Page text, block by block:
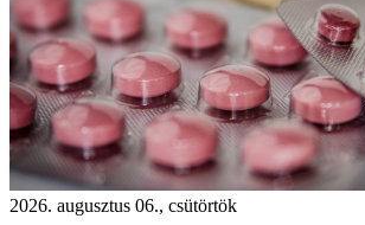
2026. augusztus 06., csütörtök